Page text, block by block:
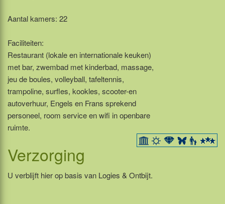
Aantal kamers: 22
Faciliteiten:
Restaurant (lokale en internationale keuken)
met bar, zwembad met kinderbad, massage,
jeu de boules, volleyball, tafeltennis,
trampoline, surfles, kookles, scooter-en
autoverhuur, Engels en Frans sprekend
personeel, room service en wifi in openbare
ruimte.
Verzorging
U verblijft hier op basis van Logies & Ontbijt.